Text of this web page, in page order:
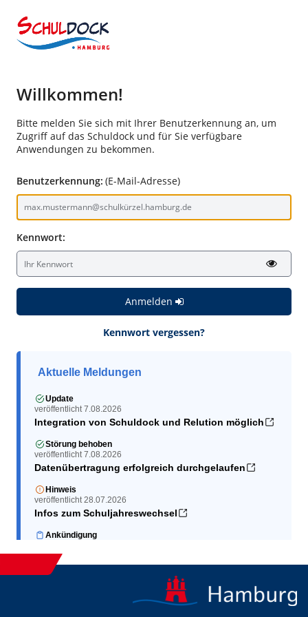
Willkommen!
Bitte melden Sie sich mit Ihrer Benutzerkennung an, um
Zugriff auf das Schuldock und für Sie verfügbare
Anwendungen zu bekommen.
Benutzerkennung: (E-Mail-Adresse)
Kennwort:
Anmelden
Kennwort vergessen?